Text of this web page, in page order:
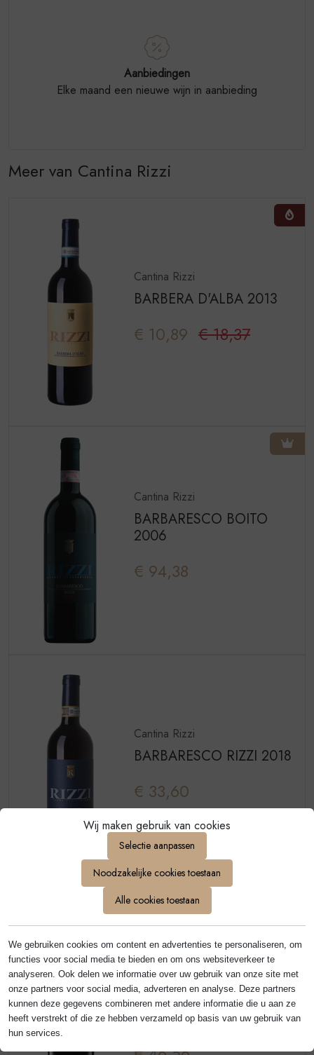
Ben je ouder
dan 18?
Ja Nee
Aanbiedingen
Elke maand een nieuwe wijn in aanbieding
Meer van Cantina Rizzi
Cantina Rizzi
BARBERA D'ALBA 2013
€ 10,89 € 18,37
Cantina Rizzi
BARBARESCO BOITO
2006
€ 94,38
Cantina Rizzi
BARBARESCO RIZZI 2018
€ 33,60
Cantina Rizzi
BARBARESCO NERVO
2015
750ml 1500ml
Wij maken gebruik van cookies
Selectie aanpassen
Noodzakelijke cookies toestaan
Alle cookies toestaan
We gebruiken cookies om content en advertenties te personaliseren, om
functies voor social media te bieden en om ons websiteverkeer te
analyseren. Ook delen we informatie over uw gebruik van onze site met
onze partners voor social media, adverteren en analyse. Deze partners
kunnen deze gegevens combineren met andere informatie die u aan ze
heeft verstrekt of die ze hebben verzameld op basis van uw gebruik van
hun services.